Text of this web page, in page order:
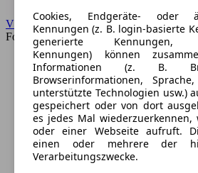
VW
Forum
Cookies, Endgeräte- oder
Kennungen (z. B. login-basierte
generierte Kennungen,
Kennungen) können
Informationen (z. B.
Browserinformationen,
unterstützte Technologien usw.)
gespeichert oder von dort
es jedes Mal wiederzuerkennen,
oder einer Webseite aufruft.
einen oder mehrere der
Verarbeitungszwecke.